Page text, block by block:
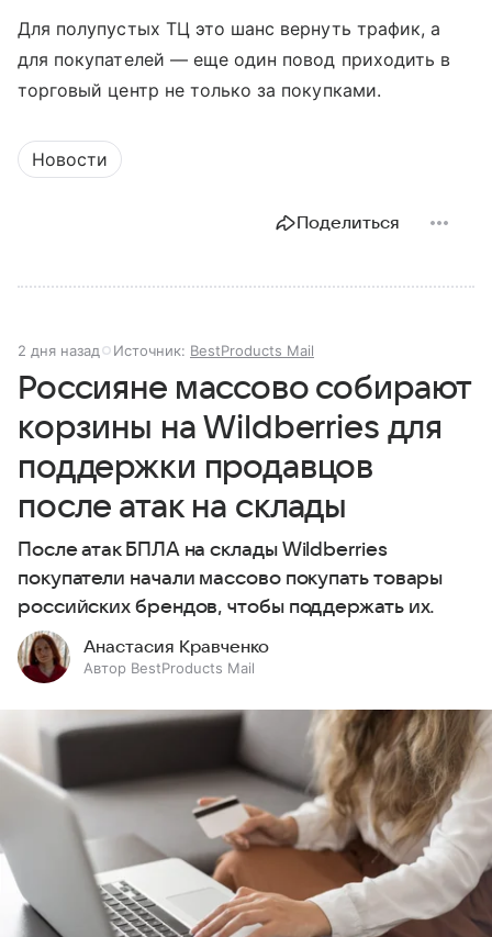
Для полупустых ТЦ это шанс вернуть трафик, а
для покупателей — еще один повод приходить в
торговый центр не только за покупками.
Новости
Поделиться
2 дня назад Источник: BestProducts Mail
Россияне массово собирают
корзины на Wildberries для
поддержки продавцов
после атак на склады
После атак БПЛА на склады Wildberries
покупатели начали массово покупать товары
российских брендов, чтобы поддержать их.
Анастасия Кравченко
Автор BestProducts Mail